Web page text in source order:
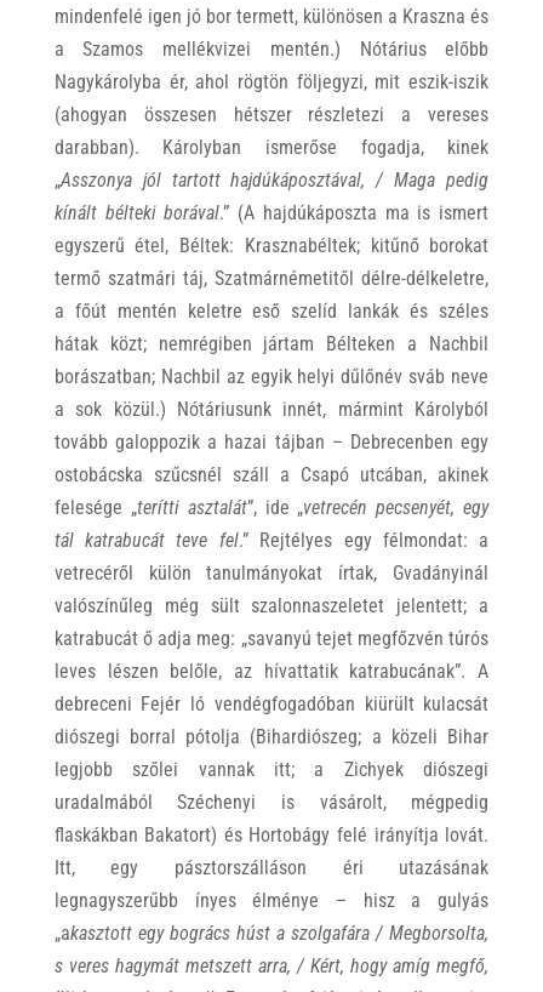
mindenfelé igen jó bor termett, különösen a Kraszna és
a Szamos mellékvizei mentén.) Nótárius előbb
Nagykárolyba ér, ahol rögtön följegyzi, mit eszik-iszik
(ahogyan összesen hétszer részletezi a vereses
darabban). Károlyban ismerőse fogadja, kinek
„Asszonya jól tartott hajdúkáposztával, / Maga pedig
kínált bélteki borával.” (A hajdúkáposzta ma is ismert
egyszerű étel, Béltek: Krasznabéltek; kitűnő borokat
termő szatmári táj, Szatmárnémetitől délre-délkeletre,
a főút mentén keletre eső szelíd lankák és széles
hátak közt; nemrégiben jártam Bélteken a Nachbil
borászatban; Nachbil az egyik helyi dűlőnév sváb neve
a sok közül.) Nótáriusunk innét, mármint Károlyból
tovább galoppozik a hazai tájban – Debrecenben egy
ostobácska szűcsnél száll a Csapó utcában, akinek
felesége „terítti asztalát”, ide „vetrecén pecsenyét, egy
tál katrabucát teve fel.” Rejtélyes egy félmondat: a
vetrecéről külön tanulmányokat írtak, Gvadányinál
valószínűleg még sült szalonnaszeletet jelentett; a
katrabucát ő adja meg: „savanyú tejet megfőzvén túrós
leves lészen belőle, az hívattatik katrabucának”. A
debreceni Fejér ló vendégfogadóban kiürült kulacsát
diószegi borral pótolja (Bihardiószeg; a közeli Bihar
legjobb szőlei vannak itt; a Zichyek diószegi
uradalmából Széchenyi is vásárolt, mégpedig
flaskákban Bakatort) és Hortobágy felé irányítja lovát.
Itt, egy pásztorszálláson éri utazásának
legnagyszerűbb ínyes élménye – hisz a gulyás
„akasztott egy bogrács húst a szolgafára / Megborsolta,
s veres hagymát metszett arra, / Kért, hogy amíg megfő,